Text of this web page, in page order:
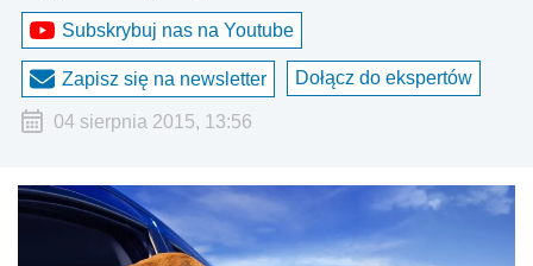
Subskrybuj nas na Youtube
Zapisz się na newsletter Dołącz do ekspertów
04 sierpnia 2015, 13:56